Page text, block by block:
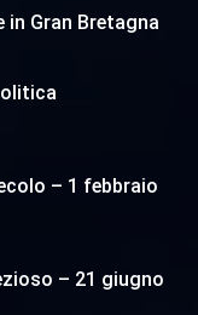
in Gran Bretagna
– 1 febbraio
– 21 giugno